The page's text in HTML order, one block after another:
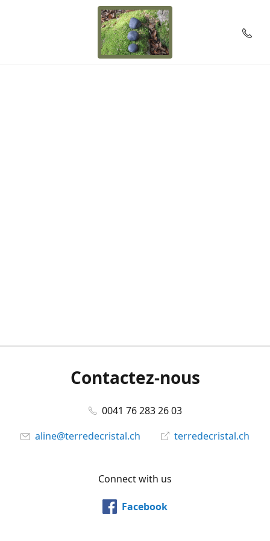
Contactez-nous
0041 76 283 26 03
aline@terredecristal.ch
terredecristal.ch
Connect with us
Facebook